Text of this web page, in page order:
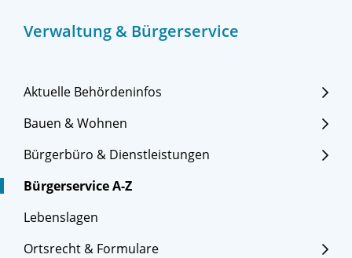
Verwaltung & Bürgerservice
Aktuelle Behördeninfos
Bauen & Wohnen
Bürgerbüro & Dienstleistungen
Bürgerservice A-Z
Lebenslagen
Ortsrecht & Formulare